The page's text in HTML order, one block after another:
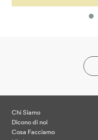
Chi Siamo
Dicono di noi
Cosa Facciamo